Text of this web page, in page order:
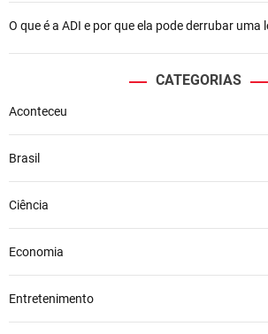
O que é a ADI e por que ela pode derrubar uma
CATEGORIAS
Aconteceu
Brasil
Ciência
Economia
Entretenimento